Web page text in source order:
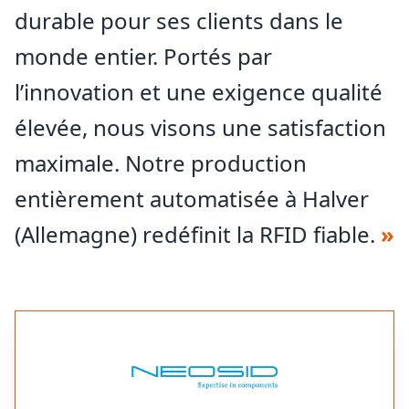
Nous fournissons des ferrites et développons des
antennes pour les transpondeurs LF, HF et UHF ainsi
que des solutions de lecture. Les transpondeurs RFID-
HF miniatures utilisés comme inlays et en version
enfichable pour les environnements difficiles sont
notre domaine d'expertise.
durable pour ses clients dans le
monde entier. Portés par
l’innovation et une exigence qualité
élevée, nous visons une satisfaction
maximale. Notre production
entièrement automatisée à Halver
(Allemagne) redéfinit la RFID fiable. »